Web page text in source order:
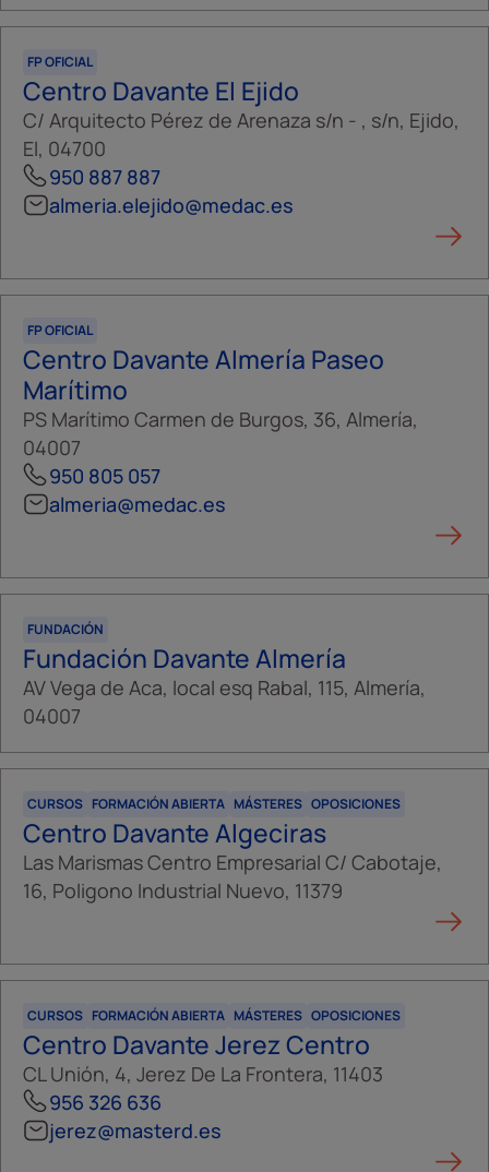
FP OFICIAL
Centro Davante El Ejido
C/ Arquitecto Pérez de Arenaza s/n - , s/n, Ejido,
El, 04700
950 887 887
almeria.elejido@medac.es
FP OFICIAL
Centro Davante Almería Paseo
Marítimo
PS Marítimo Carmen de Burgos, 36, Almería,
04007
950 805 057
almeria@medac.es
FUNDACIÓN
Fundación Davante Almería
AV Vega de Aca, local esq Rabal, 115, Almería,
04007
CURSOS FORMACIÓN ABIERTA MÁSTERES OPOSICIONES
Centro Davante Algeciras
Las Marismas Centro Empresarial C/ Cabotaje,
16, Poligono Industrial Nuevo, 11379
CURSOS FORMACIÓN ABIERTA MÁSTERES OPOSICIONES
Centro Davante Jerez Centro
CL Unión, 4, Jerez De La Frontera, 11403
956 326 636
jerez@masterd.es